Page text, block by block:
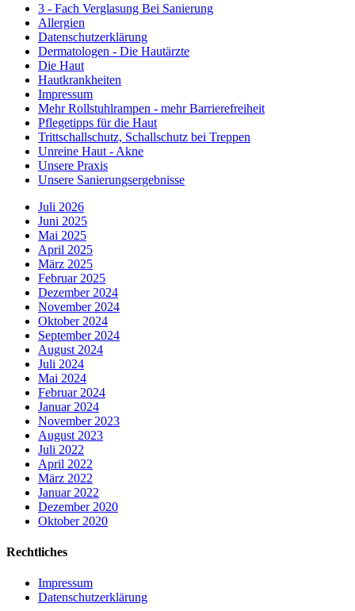
3 - Fach Verglasung Bei Sanierung
Allergien
Datenschutzerklärung
Dermatologen - Die Hautärzte
Die Haut
Hautkrankheiten
Impressum
Mehr Rollstuhlrampen - mehr Barrierefreiheit
Pflegetipps für die Haut
Trittschallschutz, Schallschutz bei Treppen
Unreine Haut - Akne
Unsere Praxis
Unsere Sanierungsergebnisse
Juli 2026
Juni 2025
Mai 2025
April 2025
März 2025
Februar 2025
Dezember 2024
November 2024
Oktober 2024
September 2024
August 2024
Juli 2024
Mai 2024
Februar 2024
Januar 2024
November 2023
August 2023
Juli 2022
April 2022
März 2022
Januar 2022
Dezember 2020
Oktober 2020
Rechtliches
Impressum
Datenschutzerklärung